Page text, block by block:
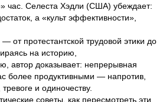
час. Селеста Хэдли (США) убеждает:
а «культ эффективности»,
от протестантской трудовой этики до
на историю,
автор доказывает: непрерывная
более продуктивными — напротив,
и одиночеству.
советы, как пересмотреть эти